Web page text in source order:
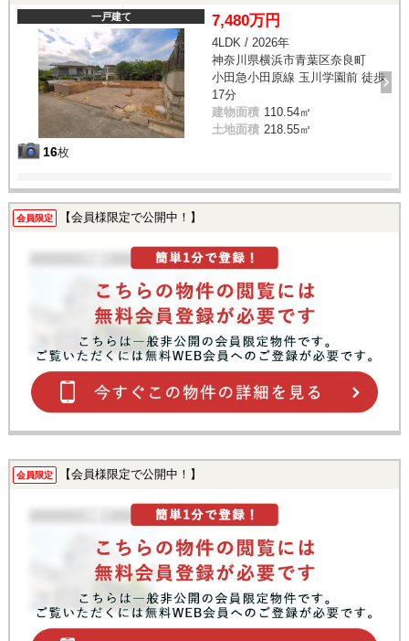
一戸建て
16枚
7,480万円
4LDK / 2026年
神奈川県横浜市青葉区奈良町
小田急小田原線 玉川学園前 徒歩
17分
建物面積 110.54㎡
土地面積 218.55㎡
会員限定 【会員様限定で公開中！】
会員限定 【会員様限定で公開中！】